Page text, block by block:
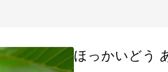
ほっかいどう